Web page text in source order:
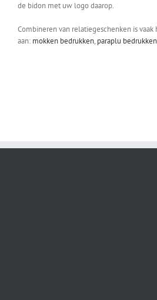
de bidon met uw logo daarop.
Combineren van relatiegeschenken is
aan: mokken bedrukken, paraplu bedrukken